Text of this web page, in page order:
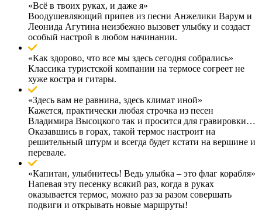
«Всё в твоих руках, и даже я»
Воодушевляющий припев из песни Анжелики Варум и
Леонида Агутина неизбежно вызовет улыбку и создаст
особый настрой в любом начинании.
«Как здорово, что все мы здесь сегодня собрались»
Классика туристской компании на термосе согреет не
хуже костра и гитары.
«Здесь вам не равнина, здесь климат иной»
Кажется, практически любая строчка из песен
Владимира Высоцкого так и просится для гравировки…
Оказавшись в горах, такой термос настроит на
решительный штурм и всегда будет кстати на вершине и
перевале.
«Капитан, улыбнитесь! Ведь улыбка – это флаг корабля»
Напевая эту песенку всякий раз, когда в руках
оказывается термос, можно раз за разом совершать
подвиги и открывать новые маршруты!